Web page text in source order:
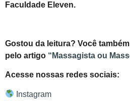
Faculdade Eleven.
Gostou da leitura? Você
pelo artigo “Massagista ou
Acesse nossas redes sociais:
Instagram